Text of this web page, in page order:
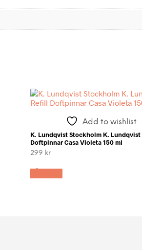
Add to wishlist
K. Lundqvist Stockholm K. Lundqvist
Doftpinnar Casa Violeta 150 ml
299 kr